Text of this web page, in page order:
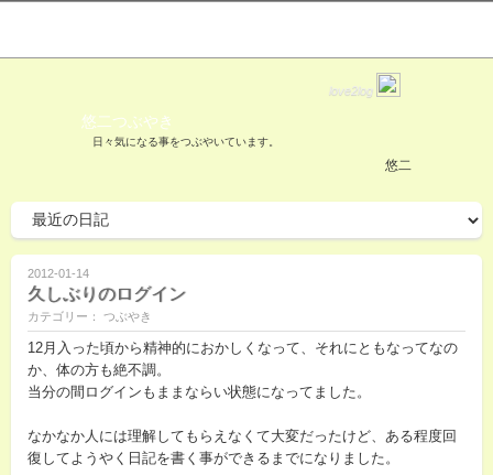
love2log
悠二つぶやき
日々気になる事をつぶやいています。
悠二
2012-01-14
久しぶりのログイン
カテゴリー： つぶやき
12月入った頃から精神的におかしくなって、それにともなってなの
か、体の方も絶不調。
当分の間ログインもままならい状態になってました。
なかなか人には理解してもらえなくて大変だったけど、ある程度回
復してようやく日記を書く事ができるまでになりました。